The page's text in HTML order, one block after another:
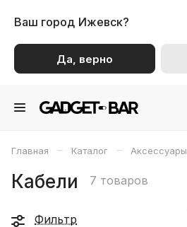
Ваш город Ижевск?
Да, верно
Главная – Каталог – Аксессуары
Кабели 7 товаров
Фильтр